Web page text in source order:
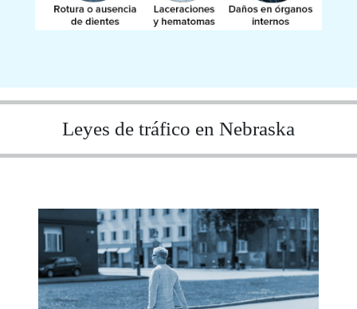
Leyes de tráfico en Nebraska